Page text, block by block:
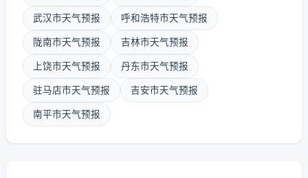
武汉市天气预报 呼和浩特市天气预报
陇南市天气预报 吉林市天气预报
上饶市天气预报 丹东市天气预报
驻马店市天气预报 吉安市天气预报
南平市天气预报